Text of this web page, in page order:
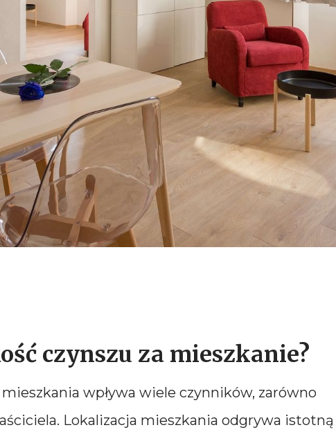
czynszu za mieszkanie?
wpływa wiele czynników, zarówno
Lokalizacja mieszkania odgrywa istotną